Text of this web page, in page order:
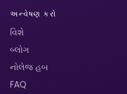
અન્વેષણ કરો
વિશે
બ્લોગ
નોલેજ હબ
FAQ